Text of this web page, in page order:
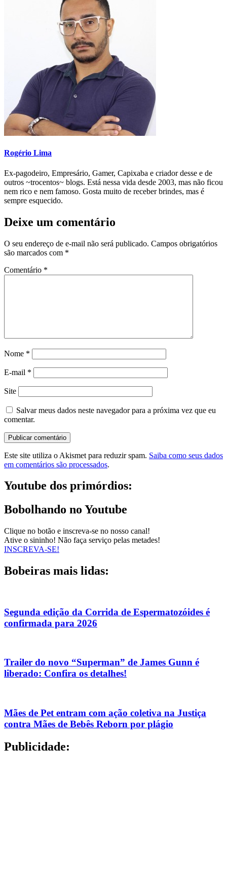
Rogério Lima
Ex-pagodeiro, Empresário, Gamer, Capixaba e criador desse e de
outros ~trocentos~ blogs. Está nessa vida desde 2003, mas não ficou
nem rico e nem famoso. Gosta muito de receber brindes, mas é
sempre esquecido.
Deixe um comentário
O seu endereço de e-mail não será publicado. Campos obrigatórios
são marcados com *
Comentário *
Nome *
E-mail *
Site
Salvar meus dados neste navegador para a próxima vez que eu
comentar.
Este site utiliza o Akismet para reduzir spam. Saiba como seus dados
em comentários são processados.
Youtube dos primórdios:
Bobolhando no Youtube
Clique no botão e inscreva-se no nosso canal!
Ative o sininho! Não faça serviço pelas metades!
INSCREVA-SE!
Bobeiras mais lidas:
Segunda edição da Corrida de Espermatozóides é
confirmada para 2026
Trailer do novo “Superman” de James Gunn é
liberado: Confira os detalhes!
Mães de Pet entram com ação coletiva na Justiça
contra Mães de Bebês Reborn por plágio
Publicidade: